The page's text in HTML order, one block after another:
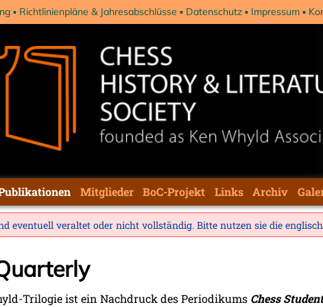
Richtlinienpläne & Jahresabschlüsse Datenschutz Impressum
Mitglieder BoC-Projekt Links Archiv
eventuell veraltet oder nicht vollständig. Bitte nutzen sie die
Trilogie ist ein Nachdruck des Periodikums Chess